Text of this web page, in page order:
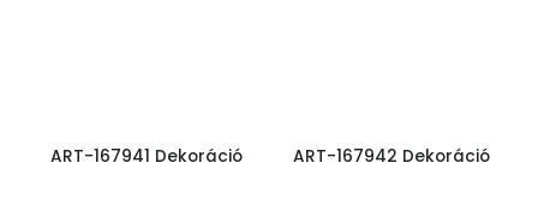
ART-167941 Dekoráció ART-167942 Dekoráció